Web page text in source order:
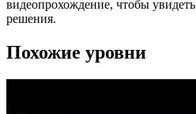
видеопрохождение, чтобы
решения.
Похожие уровни